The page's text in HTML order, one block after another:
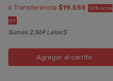
ó Transferencia $19.555 10% EXTRA
OFF
Sumás 2.369 Leloir$
Agregar al carrito